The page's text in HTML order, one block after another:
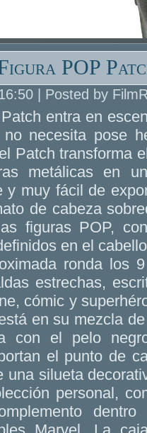
POP
| Posted by
entra en
necesita pose
Patch transforma
metálicas en
y muy fácil de
de cabeza
figuras POP,
en el
ronda los
estrechas,
cómic y
en su mezcla
con el pelo
el punto de
una silueta
personal,